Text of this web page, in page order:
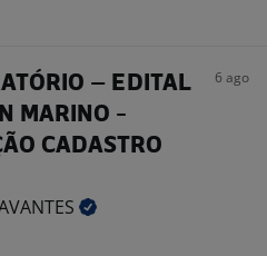
– EDITAL
MARINO -
CADASTRO
6 ago